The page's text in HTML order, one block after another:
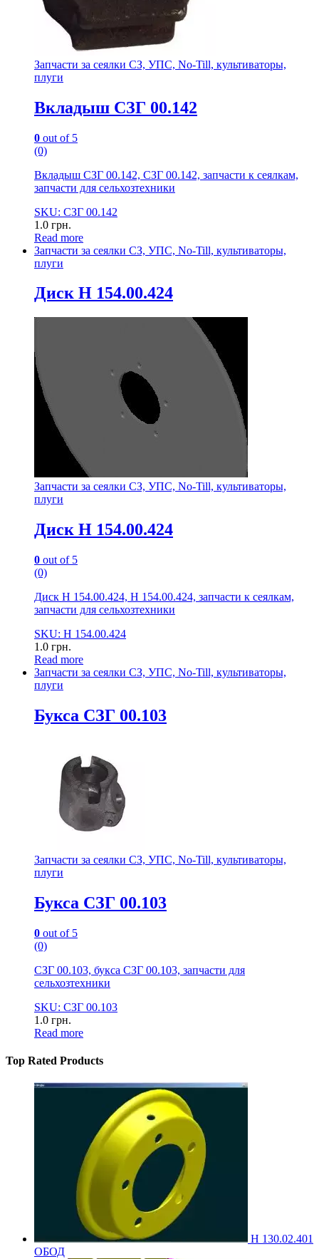
Запчасти за сеялки СЗ, УПС, No-Till, культиваторы,
плуги
Вкладыш СЗГ 00.142
0 out of 5
(0)
Вкладыш СЗГ 00.142, СЗГ 00.142, запчасти к сеялкам,
запчасти для сельхозтехники
SKU: СЗГ 00.142
1.0 грн.
Read more
Запчасти за сеялки СЗ, УПС, No-Till, культиваторы,
плуги
Диск Н 154.00.424
Запчасти за сеялки СЗ, УПС, No-Till, культиваторы,
плуги
Диск Н 154.00.424
0 out of 5
(0)
Диск Н 154.00.424, Н 154.00.424, запчасти к сеялкам,
запчасти для сельхозтехники
SKU: Н 154.00.424
1.0 грн.
Read more
Запчасти за сеялки СЗ, УПС, No-Till, культиваторы,
плуги
Букса СЗГ 00.103
Запчасти за сеялки СЗ, УПС, No-Till, культиваторы,
плуги
Букса СЗГ 00.103
0 out of 5
(0)
СЗГ 00.103, букса СЗГ 00.103, запчасти для
сельхозтехники
SKU: СЗГ 00.103
1.0 грн.
Read more
Top Rated Products
Н 130.02.401
ОБОД